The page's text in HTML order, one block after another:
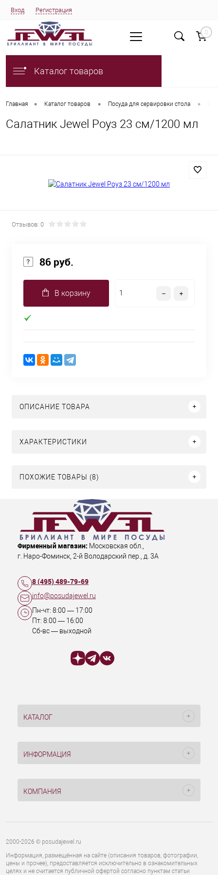
Вход Регистрация
0
Каталог товаров
Главная • Каталог товаров • Посуда для сервировки стола •
Салатник Jewel Роуз 23 см/1200 мл
Отзывов: 0
86 руб.
В корзину
ОПИСАНИЕ ТОВАРА
ХАРАКТЕРИСТИКИ
ПОХОЖИЕ ТОВАРЫ (8)
Фирменный магазин: Московская обл.,
г. Наро-Фоминск, 2-й Володарский пер., д. 3А
8 (495) 489-79-69
info@posudajewel.ru
Пн-чт: 8:00 — 17:00
Пт: 8:00 — 16:00
Сб-вс — выходной
КАТАЛОГ
ИНФОРМАЦИЯ
КОМПАНИЯ
2000-2026 © posudajewel.ru
Информация, размещённая на сайте (описания товаров, фотографии,
цены и прочее), предоставляется исключительно в ознакомительных
целях и не считается публичной офертой согласно пунктам статьи